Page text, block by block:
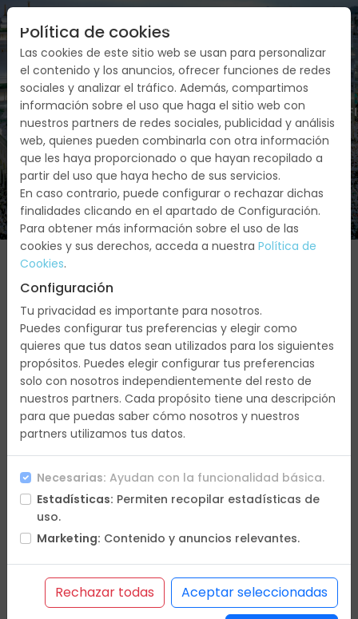
FECHAS SERVICIOS PRESUPUESTO/
Agosto
2026
Día 20 -3.125€
En petición
Confirmación online
* Diferentes plazas por ocupación
Política de cookies
Las cookies de este sitio web se usan para personalizar
el contenido y los anuncios, ofrecer funciones de redes
sociales y analizar el tráfico. Además, compartimos
información sobre el uso que haga el sitio web con
nuestros partners de redes sociales, publicidad y análisis
web, quienes pueden combinarla con otra información
que les haya proporcionado o que hayan recopilado a
partir del uso que haya hecho de sus servicios.
En caso contrario, puede configurar o rechazar dichas
finalidades clicando en el apartado de Configuración.
Para obtener más información sobre el uso de las
cookies y sus derechos, acceda a nuestra Política de
Cookies.
Configuración
Tu privacidad es importante para nosotros.
Puedes configurar tus preferencias y elegir como
quieres que tus datos sean utilizados para los siguientes
propósitos. Puedes elegir configurar tus preferencias
solo con nosotros independientemente del resto de
nuestros partners. Cada propósito tiene una descripción
para que puedas saber cómo nosotros y nuestros
partners utilizamos tus datos.
Necesarias: Ayudan con la funcionalidad básica.
Estadísticas: Permiten recopilar estadísticas de
uso.
Marketing: Contenido y anuncios relevantes.
Rechazar todas
Aceptar seleccionadas